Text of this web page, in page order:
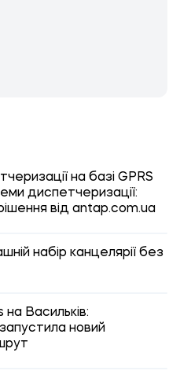
на базі GPRS
диспетчеризації:
від antap.com.ua
набір канцелярії без
на Васильків:
новий